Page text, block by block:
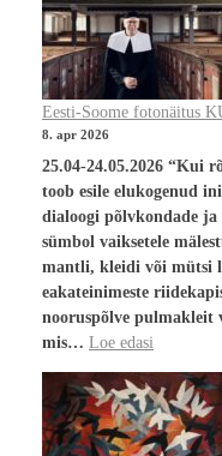
Eesti-Soome fotonäitus
8. apr 2026
25.04-24.05.2026 “Kui
toob esile elukogenud
dialoogi põlvkondade
sümbol vaiksetele
mantli, kleidi või mütsi
eakateinimeste
nooruspõlve pulmakleit
mis… Loe edasi